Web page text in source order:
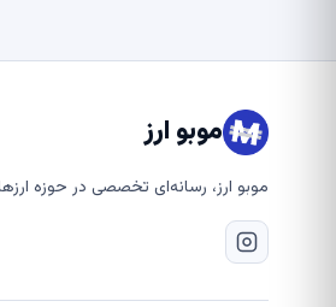
موبو ارز
موبو ارز، رسانه‌ای تخصصی در حوزه